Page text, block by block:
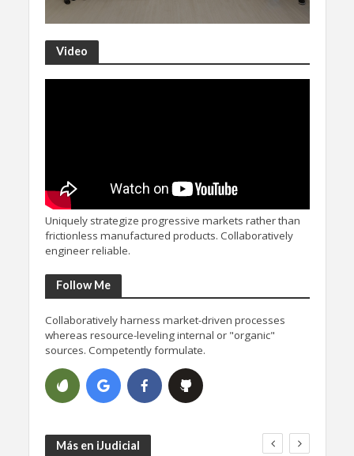
Video
Uniquely strategize progressive markets rather than
frictionless manufactured products. Collaboratively
engineer reliable.
Follow Me
Collaboratively harness market-driven processes
whereas resource-leveling internal or "organic"
sources. Competently formulate.
Más en iJudicial